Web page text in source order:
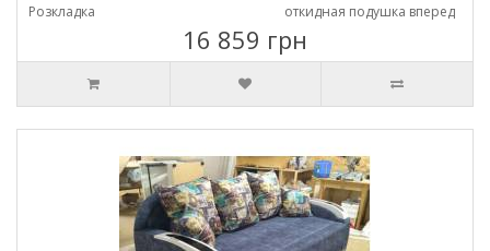
Розкладка
откидная подушка вперед
16 859 грн